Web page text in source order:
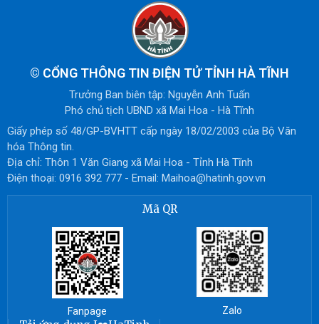
© CỔNG THÔNG TIN ĐIỆN TỬ TỈNH HÀ TĨNH
Trưởng Ban biên tập: Nguyễn Anh Tuấn
Phó chủ tịch UBND xã Mai Hoa - Hà Tĩnh
Giấy phép số 48/GP-BVHTT cấp ngày 18/02/2003 của Bộ Văn
hóa Thông tin.
Địa chỉ: Thôn 1 Văn Giang xã Mai Hoa - Tỉnh Hà Tĩnh
Điện thoại: 0916 392 777 - Email: Maihoa@hatinh.gov.vn
Mã QR
Fanpage Zalo